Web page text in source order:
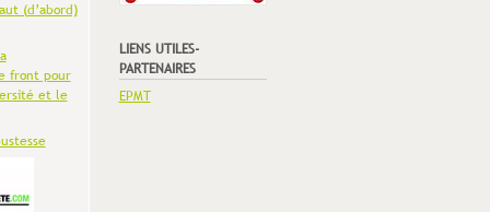
(d’abord)
front pour
et le
LIENS UTILES-
PARTENAIRES
EPMT